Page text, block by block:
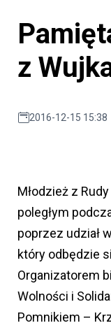
z
2016-12-15 15:38
Młodzież z
poległym
poprzez udział
który odbędzie
Organizatorem
Wolności i
Pomnikiem –